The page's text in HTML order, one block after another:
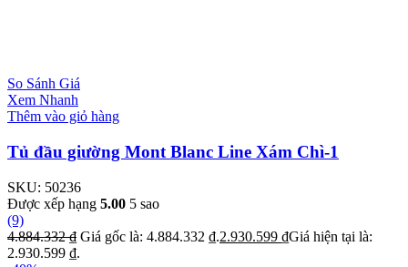
So Sánh Giá
Xem Nhanh
Thêm vào giỏ hàng
Tủ đầu giường Mont Blanc Line Xám Chì-1
SKU: 50236
Được xếp hạng 5.00 5 sao
(9)
4.884.332₫ Giá gốc là: 4.884.332 ₫.2.930.599 ₫Giá hiện tại là:
2.930.599 ₫.